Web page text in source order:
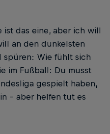
ist das eine, aber ich will
an den dunkelsten
spüren: Wie fühlt sich
im Fußball: Du musst
gespielt haben,
– aber helfen tut es